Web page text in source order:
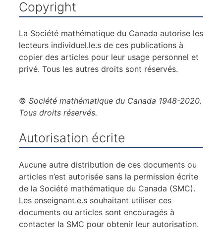
Copyright
La Société mathématique du Canada autorise les
lecteurs individuel.le.s de ces publications à
copier des articles pour leur usage personnel et
privé. Tous les autres droits sont réservés.
© Société mathématique du Canada 1948-2020.
Tous droits réservés.
Autorisation écrite
Aucune autre distribution de ces documents ou
articles n’est autorisée sans la permission écrite
de la Société mathématique du Canada (SMC).
Les enseignant.e.s souhaitant utiliser ces
documents ou articles sont encouragés à
contacter la SMC pour obtenir leur autorisation.